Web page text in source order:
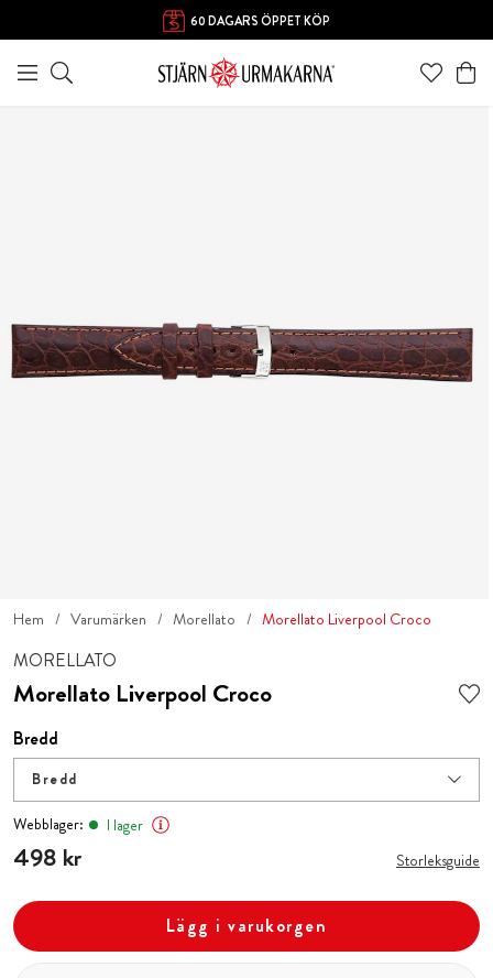
60 DAGARS ÖPPET KÖP
FRI FRAKT ÖVER 1000 KR
Hem Varumärken Morellato Morellato Liverpool Croco
MORELLATO
Morellato Liverpool Croco
Bredd
Bredd
Webblager: I lager
Pris:498 kr
498 kr Storleksguide
Lägg i varukorgen